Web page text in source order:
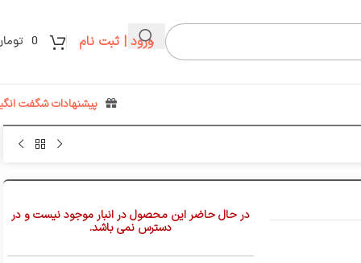
ورود | ثبت نام 0
پیشنهادات شگفت
در حال حاضر این محصول در انبار موجود نیست و در
دسترس نمی باشد.